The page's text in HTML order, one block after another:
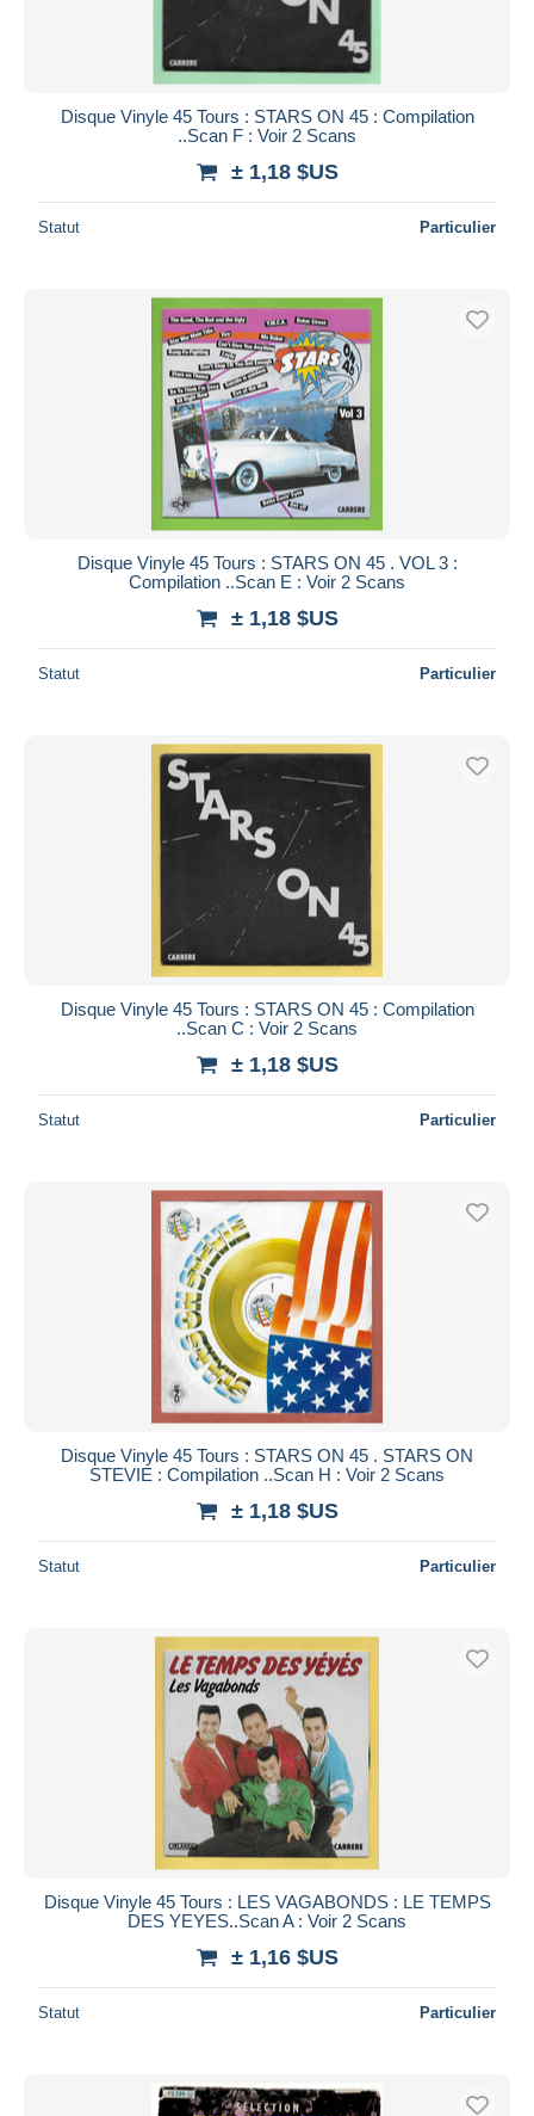
Disque Vinyle 45 Tours : STARS ON 45 : Compilation
..Scan F : Voir 2 Scans
± 1,18 $US
Statut Particulier
Disque Vinyle 45 Tours : STARS ON 45 . VOL 3 :
Compilation ..Scan E : Voir 2 Scans
± 1,18 $US
Statut Particulier
Disque Vinyle 45 Tours : STARS ON 45 : Compilation
..Scan C : Voir 2 Scans
± 1,18 $US
Statut Particulier
Disque Vinyle 45 Tours : STARS ON 45 . STARS ON
STEVIE : Compilation ..Scan H : Voir 2 Scans
± 1,18 $US
Statut Particulier
Disque Vinyle 45 Tours : LES VAGABONDS : LE TEMPS
DES YEYES..Scan A : Voir 2 Scans
± 1,16 $US
Statut Particulier